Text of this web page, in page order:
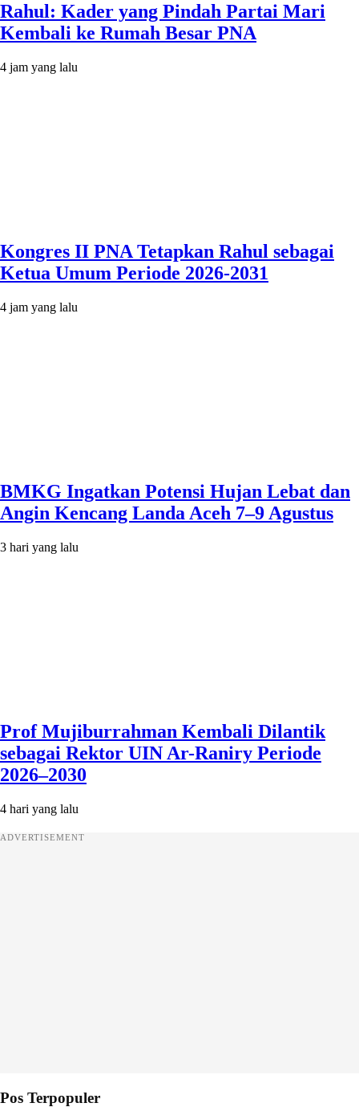
Rahul: Kader yang Pindah Partai Mari
Kembali ke Rumah Besar PNA
4 jam yang lalu
Kongres II PNA Tetapkan Rahul sebagai
Ketua Umum Periode 2026-2031
4 jam yang lalu
BMKG Ingatkan Potensi Hujan Lebat dan
Angin Kencang Landa Aceh 7–9 Agustus
3 hari yang lalu
Prof Mujiburrahman Kembali Dilantik
sebagai Rektor UIN Ar-Raniry Periode
2026–2030
4 hari yang lalu
ADVERTISEMENT
Pos Terpopuler